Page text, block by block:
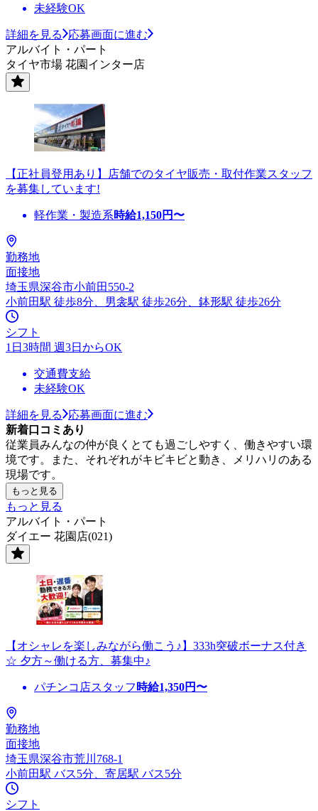
未経験OK
詳細を見る
応募画面に進む
アルバイト・パート
タイヤ市場 花園インター店
【正社員登用あり】店舗でのタイヤ販売・取付作業スタッフ
を募集しています!
軽作業・製造系時給1,150円〜
勤務地
面接地
埼玉県深谷市小前田550-2
小前田駅 徒歩8分、男衾駅 徒歩26分、鉢形駅 徒歩26分
シフト
1日3時間 週3日からOK
交通費支給
未経験OK
詳細を見る
応募画面に進む
新着口コミあり
従業員みんなの仲が良くとても過ごしやすく、働きやすい環
境です。また、それぞれがキビキビと動き、メリハリのある
現場です。
もっと見る
もっと見る
アルバイト・パート
ダイエー 花園店(021)
【オシャレを楽しみながら働こう♪】333h突破ボーナス付き
☆ 夕方～働ける方、募集中♪
パチンコ店スタッフ 時給1,350円〜
勤務地
面接地
埼玉県深谷市荒川768-1
小前田駅 バス5分、寄居駅 バス5分
シフト